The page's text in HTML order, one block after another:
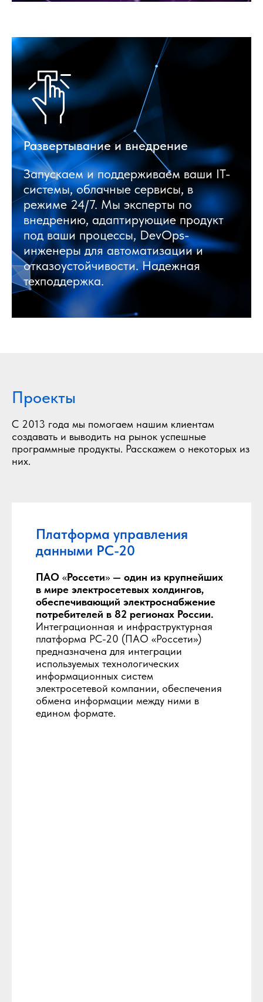
Развертывание и внедрение
Запускаем и поддерживаем ваши IT-
системы, облачные сервисы, в
режиме 24/7. Мы эксперты по
внедрению, адаптирующие продукт
под ваши процессы, DevOps-
инженеры для автоматизации и
отказоустойчивости. Надежная
техподдержка.
Проекты
С 2013 года мы помогаем нашим клиентам
создавать и выводить на рынок успешные
программные продукты. Расскажем о некоторых из
них.
Платформа управления
данными РС-20
ПАО «Россети»— один из крупнейших
в мире электросетевых холдингов,
обеспечивающий электроснабжение
потребителей в 82 регионах России.
Интеграционная и инфраструктурная
платформа РС-20 (ПАО «Россети»)
предназначена для интеграции
используемых технологических
информационных систем
электросетевой компании, обеспечения
обмена информации между ними в
едином формате.